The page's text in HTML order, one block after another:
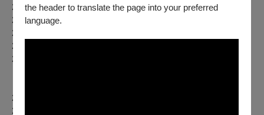
the header to translate the page into your preferred
language.
2014年《新年 … 就快樂啦！》
2016年《瘋狂伸展台》
2019
2021
2023
2012
2015